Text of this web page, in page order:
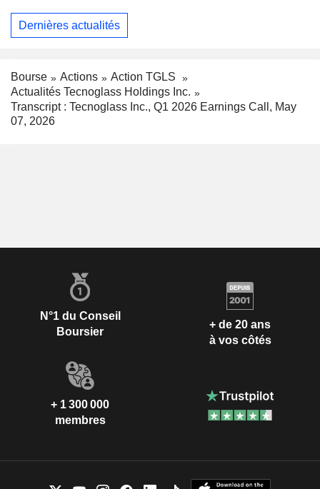
Dernières actualités
Bourse Actions
Action TGLS
Actualités Tecnoglass Holdings Inc.
Transcript : Tecnoglass Inc., Q1 2026 Earnings Call, May
07, 2026
N°1 du Conseil
Boursier
+ de 20 ans
à vos côtés
+ 1 300 000
membres